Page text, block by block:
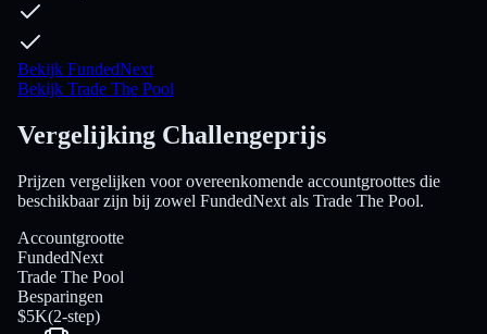
Bekijk FundedNext
Bekijk Trade The Pool
Vergelijking Challengeprijs
Prijzen vergelijken voor overeenkomende accountgroottes die
beschikbaar zijn bij zowel FundedNext als Trade The Pool.
Accountgrootte
FundedNext
Trade The Pool
Besparingen
$5K(2-step)